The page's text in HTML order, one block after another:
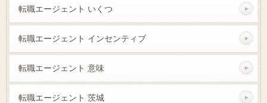
転職エージェント いくつ
転職エージェント インセンティブ
転職エージェント 意味
転職エージェント 茨城